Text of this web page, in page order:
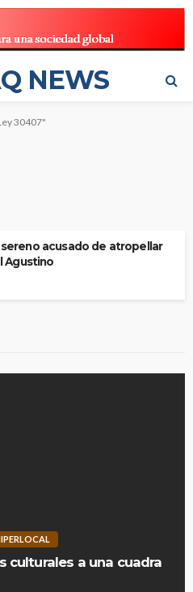
NEWS
30407"
acusado de atropellar
Agustino
culturales a una cuadra